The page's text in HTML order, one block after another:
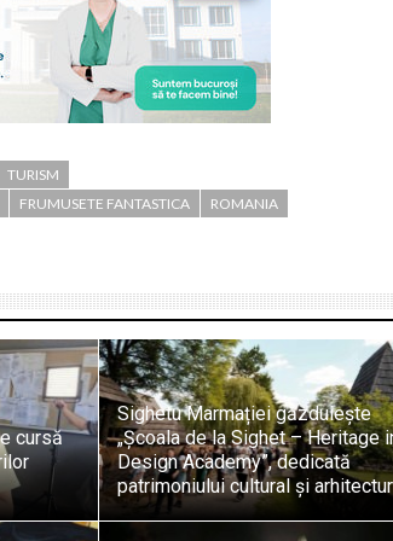
TURISM
FRUMUSETE FANTASTICA
ROMANIA
cursă
Sighetu Marmației găzduiește
„Școala de la Sighet – Heritage
Design Academy”, dedicată
patrimoniului cultural și